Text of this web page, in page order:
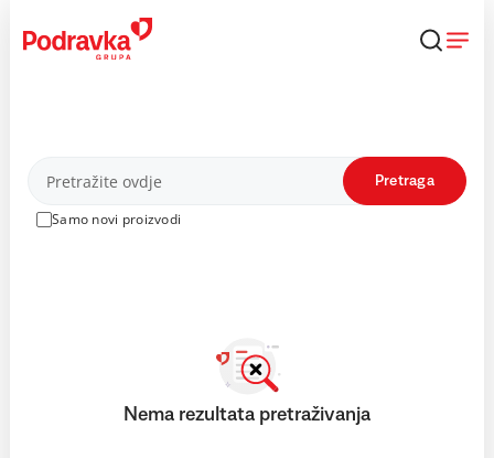
content
Proizvodi
Samo novi proizvodi
Pretraga
Nema rezultata pretraživanja